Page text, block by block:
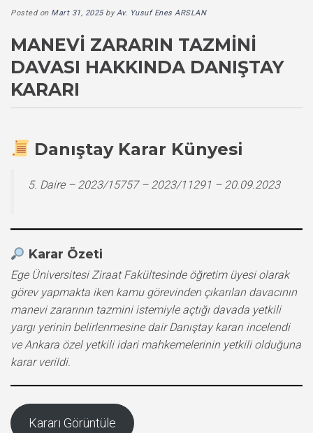
Posted on Mart 31, 2025byAv. Yusuf Enes ARSLAN
MANEVI ZARARIN TAZMINI
DAVASI HAKKINDA DANIŞTAY
KARARI
Danıştay Karar Künyesi
5. Daire – 2023/15757 – 2023/11291 – 20.09.2023
Karar Özeti
Ege Üniversitesi Ziraat Fakültesinde öğretim üyesi olarak
görev yapmakta iken kamu görevinden çıkarılan davacının
manevi zararının tazmini istemiyle açtığı davada yetkili
yargı yerinin belirlenmesine dair Danıştay kararı incelendi
ve Ankara özel yetkili idari mahkemelerinin yetkili olduğuna
karar verildi.
Kararı Görüntüle